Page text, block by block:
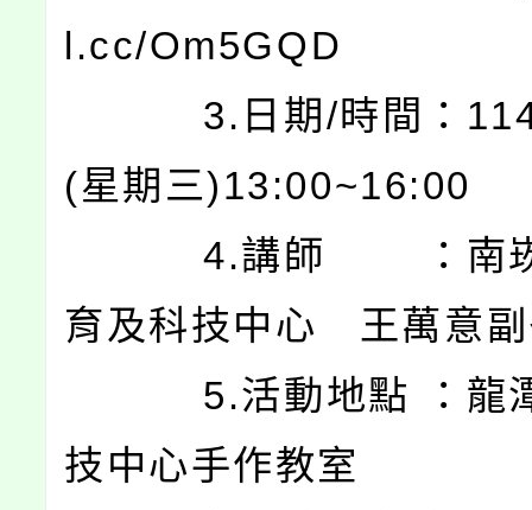
l.cc/Om5GQD
3.日期/時間：
(星期三)13:00~16:00
4.講師 ：南崁
育及科技中心 王萬意
5.活動地點 ：龍潭
技中心手作教室